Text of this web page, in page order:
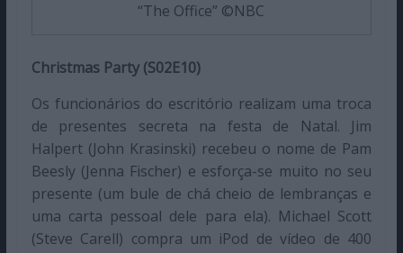
“The Office” ©NBC
Christmas Party (S02E10)
Os funcionários do escritório realizam uma troca
de presentes secreta na festa de Natal. Jim
Halpert (John Krasinski) recebeu o nome de Pam
Beesly (Jenna Fischer) e esforça-se muito no seu
presente (um bule de chá cheio de lembranças e
uma carta pessoal dele para ela). Michael Scott
(Steve Carell) compra um iPod de vídeo de 400